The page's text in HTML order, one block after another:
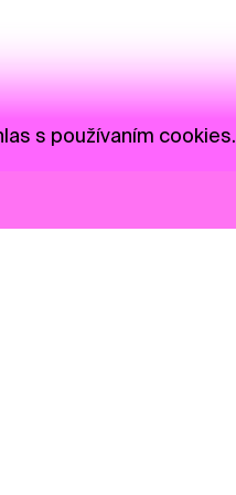
s používaním cookies.